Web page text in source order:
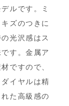
ルです。ミ
ズのつきに
光沢感はス
す。金属ア
ですので、
イヤルは精
た高級感の